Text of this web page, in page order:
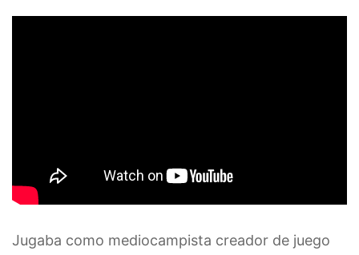
Jugaba como mediocampista creador de juego